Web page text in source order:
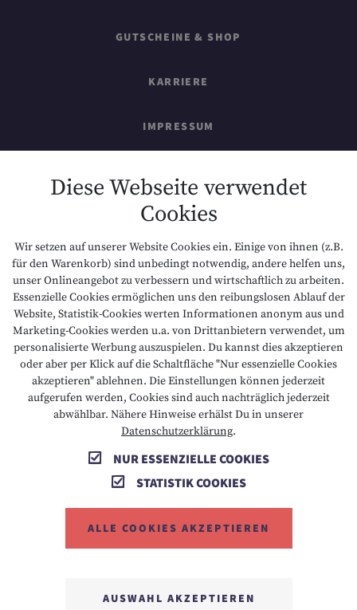
GUTSCHEINE & SHOP
KARRIERE
IMPRESSUM
DATENSCHUTZ
NACHHALTIGKEIT
BARRIEREFREIHEIT
T +43 5673 2424 E info@hotelalpenrose.at
A Danielstrasse 3, 6631 Lermoos, AT
Diese Webseite verwendet
Cookies
Wir setzen auf unserer Website Cookies ein. Einige von ihnen (z.B.
für den Warenkorb) sind unbedingt notwendig, andere helfen uns,
unser Onlineangebot zu verbessern und wirtschaftlich zu arbeiten.
Essenzielle Cookies ermöglichen uns den reibungslosen Ablauf der
Website, Statistik-Cookies werten Informationen anonym aus und
Marketing-Cookies werden u.a. von Drittanbietern verwendet, um
personalisierte Werbung auszuspielen. Du kannst dies akzeptieren
oder aber per Klick auf die Schaltfläche "Nur essenzielle Cookies
akzeptieren" ablehnen. Die Einstellungen können jederzeit
aufgerufen werden, Cookies sind auch nachträglich jederzeit
abwählbar. Nähere Hinweise erhälst Du in unserer
Datenschutzerklärung.
NUR ESSENZIELLE COOKIES
STATISTIK COOKIES
ALLE COOKIES AKZEPTIEREN
AUSWAHL AKZEPTIEREN